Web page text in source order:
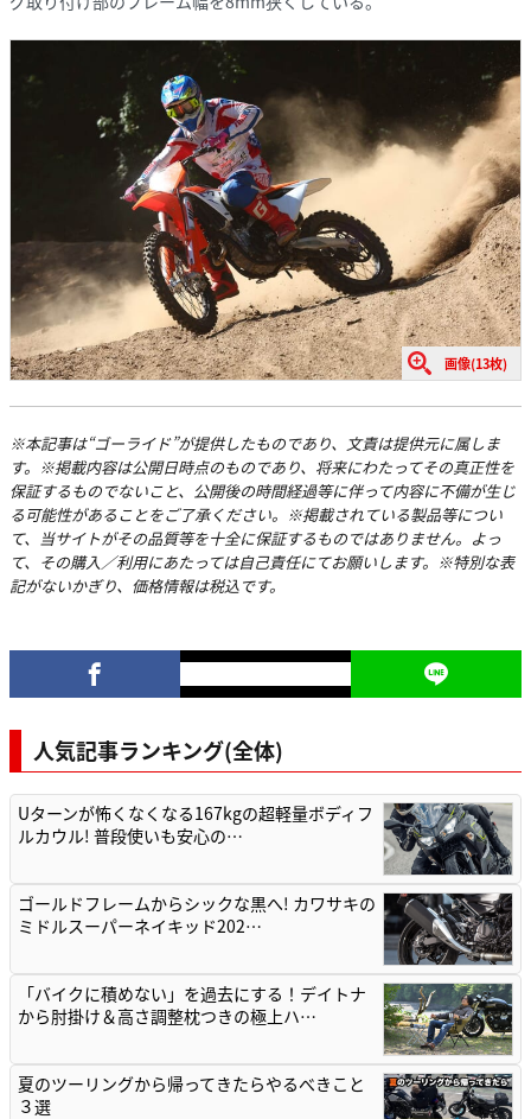
画像(13枚)
※本記事は“ゴーライド”が提供したものであり、文責は提供元に属しま
す。※掲載内容は公開日時点のものであり、将来にわたってその真正性を
保証するものでないこと、公開後の時間経過等に伴って内容に不備が生じ
る可能性があることをご了承ください。※掲載されている製品等につい
て、当サイトがその品質等を十全に保証するものではありません。よっ
て、その購入／利用にあたっては自己責任にてお願いします。※特別な表
記がないかぎり、価格情報は税込です。
人気記事ランキング(全体)
Uターンが怖くなくなる167kgの超軽量ボディフ
ルカウル! 普段使いも安心の…
ゴールドフレームからシックな黒へ! カワサキの
ミドルスーパーネイキッド202…
「バイクに積めない」を過去にする！デイトナ
から肘掛け＆高さ調整枕つきの極上ハ…
夏のツーリングから帰ってきたらやるべきこと
３選